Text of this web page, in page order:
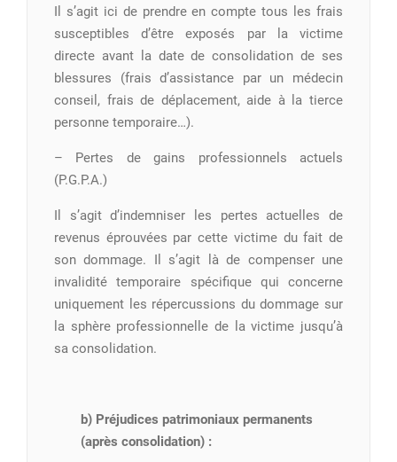
Il s’agit ici de prendre en compte tous les frais
susceptibles d’être exposés par la victime
directe avant la date de consolidation de ses
blessures (frais d’assistance par un médecin
conseil, frais de déplacement, aide à la tierce
personne temporaire…).
– Pertes de gains professionnels actuels
(P.G.P.A.)
Il s’agit d’indemniser les pertes actuelles de
revenus éprouvées par cette victime du fait de
son dommage. Il s’agit là de compenser une
invalidité temporaire spécifique qui concerne
uniquement les répercussions du dommage sur
la sphère professionnelle de la victime jusqu’à
sa consolidation.
b) Préjudices patrimoniaux permanents
(après consolidation) :